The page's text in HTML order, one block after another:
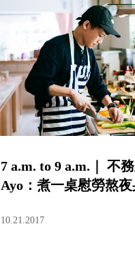
7 a.m. to 9 a.m.｜ 不
Ayo：煮一桌慰勞熬
10.21.2017